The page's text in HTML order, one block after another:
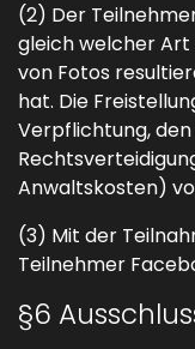
(2) Der
gleich welcher Art
von Fotos
hat. Die
Verpflichtung,
Anwaltskosten)
(3) Mit der
Teilnehmer
§6